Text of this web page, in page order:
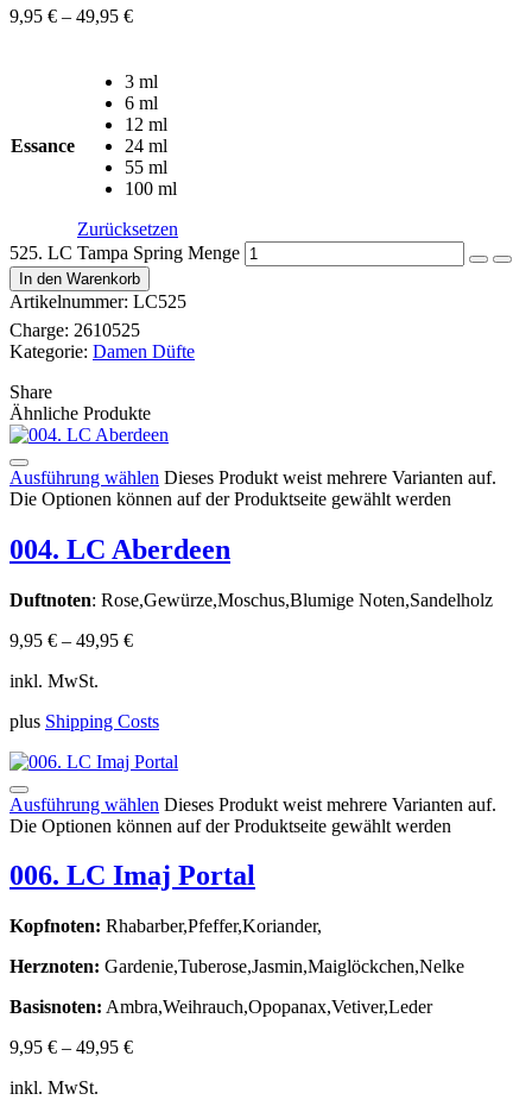
9,95 € – 49,95 €
Essance
3 ml
6 ml
12 ml
24 ml
55 ml
100 ml
Zurücksetzen
525. LC Tampa Spring Menge
In den Warenkorb
Artikelnummer: LC525
Charge: 2610525
Kategorie: Damen Düfte
Share
Ähnliche Produkte
Ausführung wählen Dieses Produkt weist mehrere Varianten auf.
Die Optionen können auf der Produktseite gewählt werden
004. LC Aberdeen
Duftnoten: Rose,Gewürze,Moschus,Blumige Noten,Sandelholz
9,95 € – 49,95 €
inkl. MwSt.
plus Shipping Costs
Ausführung wählen Dieses Produkt weist mehrere Varianten auf.
Die Optionen können auf der Produktseite gewählt werden
006. LC Imaj Portal
Kopfnoten: Rhabarber,Pfeffer,Koriander,
Herznoten: Gardenie,Tuberose,Jasmin,Maiglöckchen,Nelke
Basisnoten: Ambra,Weihrauch,Opopanax,Vetiver,Leder
9,95 € – 49,95 €
inkl. MwSt.